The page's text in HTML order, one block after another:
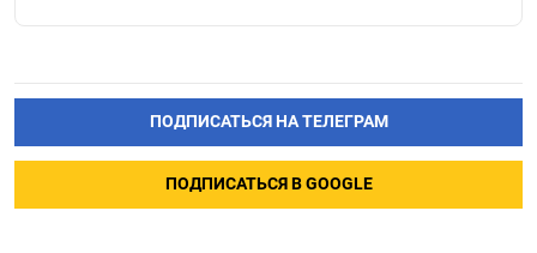
ПОДПИСАТЬСЯ НА ТЕЛЕГРАМ
ПОДПИСАТЬСЯ В GOOGLE